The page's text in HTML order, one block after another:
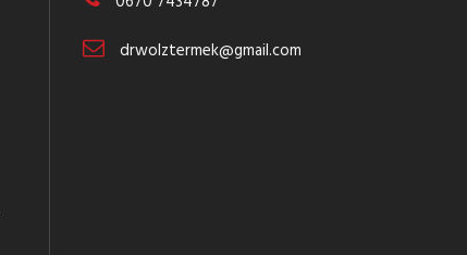
drwolztermek@gmail.com